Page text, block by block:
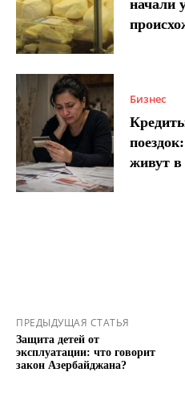
начали
Бизнес
живут в
ПРЕДЫДУЩАЯ СТАТЬЯ
Защита детей от
эксплуатации: что говорит
закон Азербайджана?